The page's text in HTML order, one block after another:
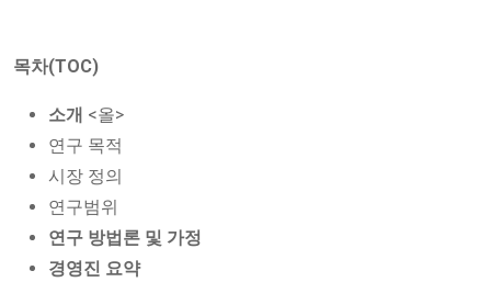
목차(TOC)
소개 <올>
연구 목적
시장 정의
연구범위
연구 방법론 및 가정
경영진 요약